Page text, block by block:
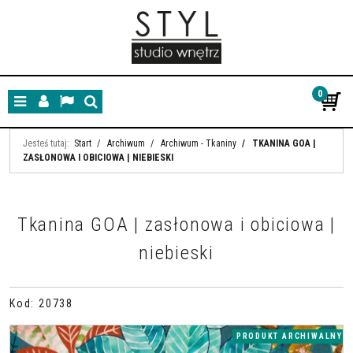
MenuPanelLangSzukaj
0
Jesteś tutaj: Start / Archiwum / Archiwum - Tkaniny /
TKANINA GOA |
ZASŁONOWA I OBICIOWA | NIEBIESKI
Tkanina GOA | zasłonowa i obiciowa |
niebieski
Kod : 20738
PRODUKT ARCHIWALNY